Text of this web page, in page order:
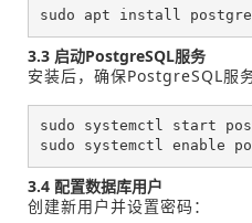
sudo apt install
3.3 启动PostgreSQL服务
安装后，确保PostgreSQL服
sudo systemctl start
sudo systemctl enable
3.4 配置数据库用户
创建新用户并设置密码：